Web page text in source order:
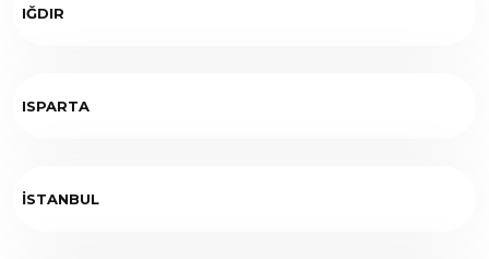
IĞDIR
ISPARTA
İSTANBUL